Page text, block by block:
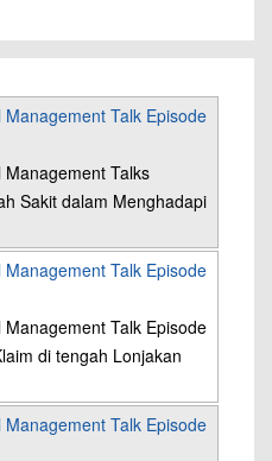
Management Talk Episode
Management Talks
Sakit dalam Menghadapi
Management Talk Episode
Management Talk Episode
di tengah Lonjakan
Management Talk Episode